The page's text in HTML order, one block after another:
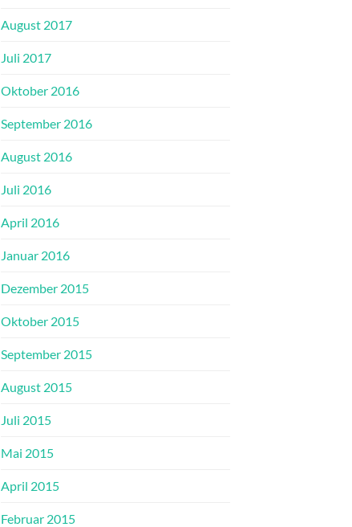
August 2017
Juli 2017
Oktober 2016
September 2016
August 2016
Juli 2016
April 2016
Januar 2016
Dezember 2015
Oktober 2015
September 2015
August 2015
Juli 2015
Mai 2015
April 2015
Februar 2015